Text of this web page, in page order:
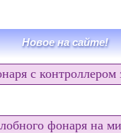
Новое на сайте!
с контроллером
фонаря на